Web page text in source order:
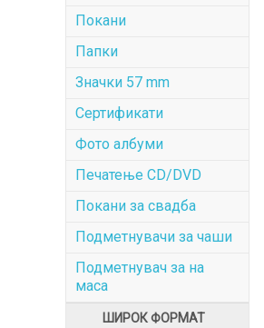
Покани
Папки
Значки 57 mm
Сертификати
Фото албуми
Печатење CD/DVD
Покани за свадба
Подметнувачи за чаши
Подметнувач за на
маса
ШИРОК ФОРМАТ